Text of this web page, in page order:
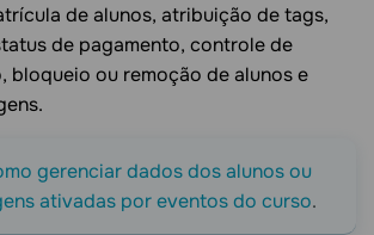
de alunos, atribuição de tags,
de pagamento, controle de
bloqueio ou remoção de alunos e
gerenciar dados dos alunos ou
ativadas por eventos do curso.